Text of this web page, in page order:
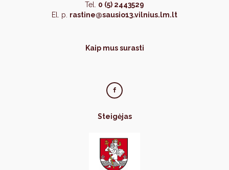
Tel. 0 (5) 2443529
El. p. rastine@sausio13.vilnius.lm.lt
Kaip mus surasti
Steigėjas